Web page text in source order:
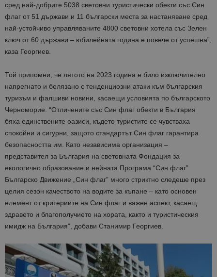
сред най-добрите 5038 световни туристически обекти със Син
флаг от 51 държави и 11 български места за настаняване сред
най-устойчиво управляваните 4800 световни хотела със Зелен
ключ от 60 държави – юбилейната година е повече от успешна”,
каза Георгиев.
Той припомни, че лятото на 2023 година е било изключително
напрегнато и белязано с тенденциозни атаки към българския
туризъм и фалшиви новини, касаещи условията по българското
Черноморие. “Отличените със Син флаг обекти в България
бяха единствените оазиси, където туристите се чувстваха
спокойни и сигурни, защото стандартът Син флаг гарантира
безопасността им. Като независима организация –
представител за България на световната Фондация за
екологично образование и нейната Програма “Син флаг”
Българско Движение „Син флаг” много стриктно следеше през
целия сезон качеството на водите за къпане – като основен
елемент от критериите на Син флаг и важен аспект, касаещ
здравето и благополучието на хората, както и туристическия
имидж на България”, добави Станимир Георгиев.